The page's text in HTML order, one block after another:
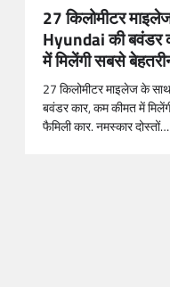
27 किलोमीटर
Hyundai की बवंडर
में मिलेंगी सबसे
27 किलोमीटर माइलेज के
बवंडर कार, कम कीमत में
फैमिली कार. नमस्कार दोस्तों…